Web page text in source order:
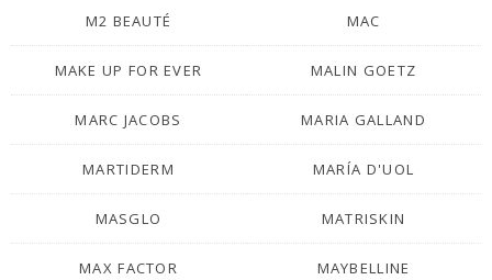
M2 BEAUTÉ MAC
MAKE UP FOR EVER MALIN GOETZ
MARC JACOBS MARIA GALLAND
MARTIDERM MARÍA D'UOL
MASGLO MATRISKIN
MAX FACTOR MAYBELLINE